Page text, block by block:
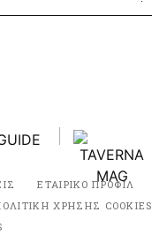
ΕΤΑΙΡΙΚΟ ΠΡΟΦΙΛ
ΧΡΗΣΗΣ COOKIES